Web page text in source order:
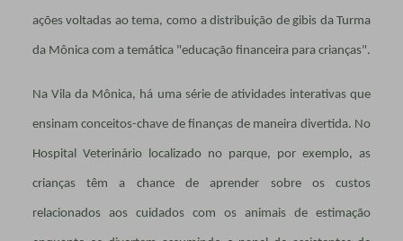
ações voltadas ao tema, como a distribuição de gibis da Turma
da Mônica com a temática "educação financeira para crianças".
Na Vila da Mônica, há uma série de atividades interativas que
ensinam conceitos-chave de finanças de maneira divertida. No
Hospital Veterinário localizado no parque, por exemplo, as
crianças têm a chance de aprender sobre os custos
relacionados aos cuidados com os animais de estimação